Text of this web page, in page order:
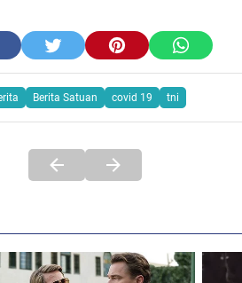
Berita Satuan covid 19 tni